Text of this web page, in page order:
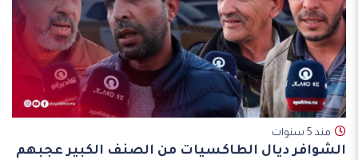
مند 5 سنوات
الشوافر ديال الطاكسيات من الصنف الكبير عجبهم